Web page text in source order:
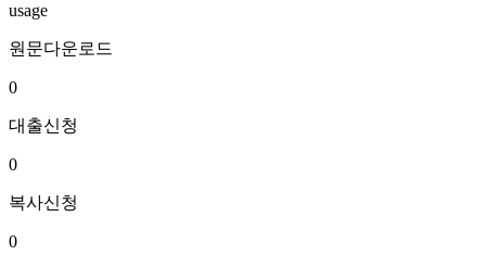
usage
원문다운로드
0
대출신청
0
복사신청
0